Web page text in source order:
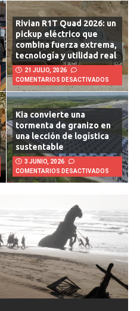
Rivian R1T Quad 2026: un
pickup eléctrico que
combina fuerza extrema,
tecnología y utilidad real
21 JULIO, 2026
COMENTARIOS DESACTIVADOS
Kia convierte una
tormenta de granizo en
una lección de logística
sustentable
3 JUNIO, 2026
COMENTARIOS DESACTIVADOS